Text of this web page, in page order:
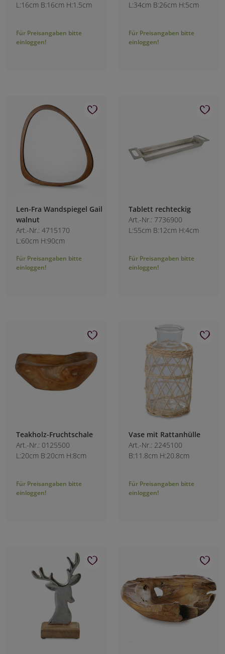
L:16cm B:16cm H:1.5cm
Für Preisangaben bitte
einloggen!
L:34cm B:26cm H:5cm
Für Preisangaben bitte
einloggen!
Len-Fra Wandspiegel Gail
walnut
Art.-Nr.: 4715170
L:60cm H:90cm
Für Preisangaben bitte
einloggen!
Tablett rechteckig
Art.-Nr.: 7736900
L:55cm B:12cm H:4cm
Für Preisangaben bitte
einloggen!
Teakholz-Fruchtschale
Art.-Nr.: 0125500
L:20cm B:20cm H:8cm
Für Preisangaben bitte
einloggen!
Vase mit Rattanhülle
Art.-Nr.: 2245100
B:11.8cm H:20.8cm
Für Preisangaben bitte
einloggen!